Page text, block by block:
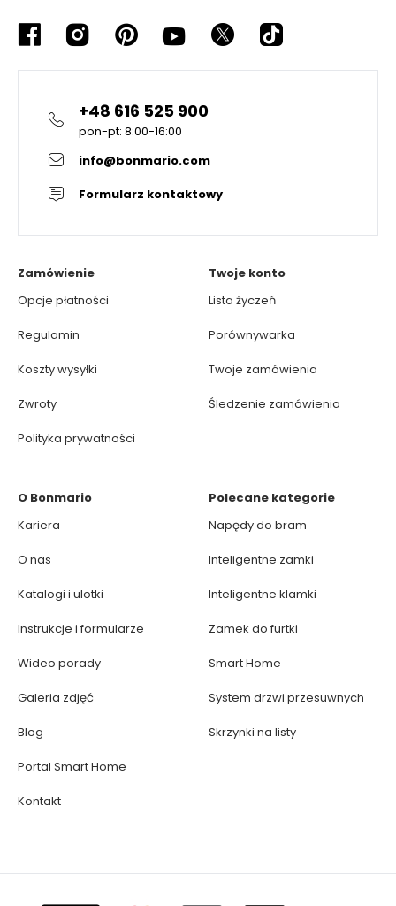
+48 616 525 900
pon-pt: 8:00-16:00
info@bonmario.com
Formularz kontaktowy
Zamówienie
Opcje płatności
Regulamin
Koszty wysyłki
Zwroty
Polityka prywatności
Twoje konto
Lista życzeń
Porównywarka
Twoje zamówienia
Śledzenie zamówienia
O Bonmario
Kariera
O nas
Katalogi i ulotki
Instrukcje i formularze
Wideo porady
Galeria zdjęć
Blog
Portal Smart Home
Kontakt
Polecane kategorie
Napędy do bram
Inteligentne zamki
Inteligentne klamki
Zamek do furtki
Smart Home
System drzwi przesuwnych
Skrzynki na listy